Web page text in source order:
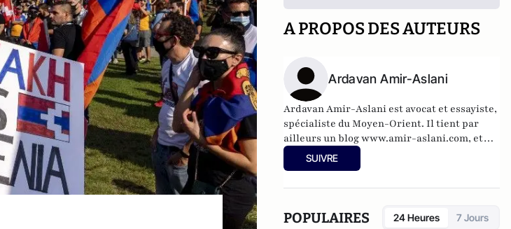
A PROPOS DES AUTEURS
Ardavan Amir-Aslani
Ardavan Amir-Aslani est avocat et essayiste,
spécialiste du Moyen-Orient. Il tient par
ailleurs un blogwww.amir-aslani.com, et
alimente régulièrement son compte Twitter:
@a_amir_aslani.
SUIVRE
POPULAIRES 24 Heures 7 Jours